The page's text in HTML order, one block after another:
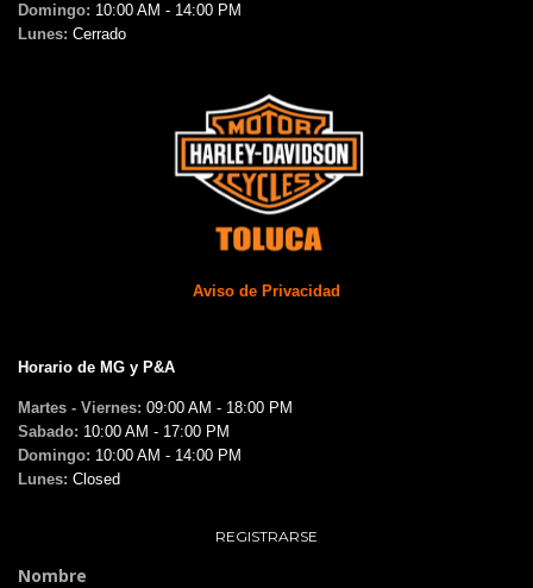
Domingo: 10:00 AM - 14:00 PM
Lunes: Cerrado
Aviso de Privacidad
Horario de MG y P&A
Martes - Viernes: 09:00 AM - 18:00 PM
Sabado: 10:00 AM - 17:00 PM
Domingo: 10:00 AM - 14:00 PM
Lunes: Closed
REGISTRARSE
Nombre